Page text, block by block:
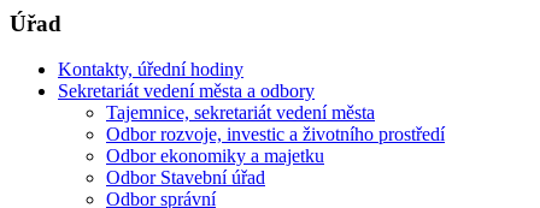
Úřad
Kontakty, úřední hodiny
Sekretariát vedení města a odbory
Tajemnice, sekretariát vedení města
Odbor rozvoje, investic a životního prostředí
Odbor ekonomiky a majetku
Odbor Stavební úřad
Odbor správní